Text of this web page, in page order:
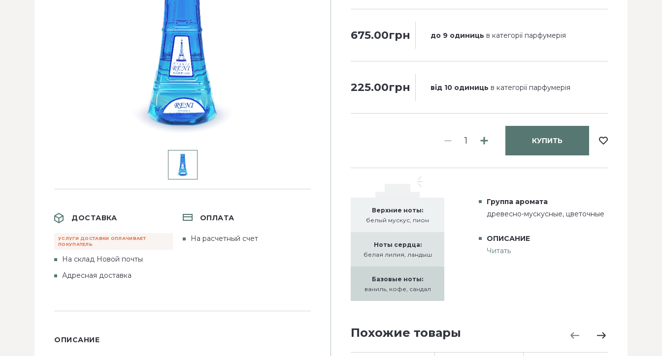
ДОСТАВКА
УСЛУГИ ДОСТАВКИ ОПЛАЧИВАЕТ
ПОКУПАТЕЛЬ
На склад Новой почты
Адресная доставка
ОПЛАТА
На расчетный счет
ОПИСАНИЕ
675.00грн до 9 одиниць в категорії парфумерія
225.00грн від 10 одиниць в категорії парфумерія
КУПИТЬ
Верхние ноты:
белый мускус, пион
Ноты сердца:
белая лилия, ландыш
Базовые ноты:
ваниль, кофе, сандал
Группа аромата
древесно-мускусные, цветочные
ОПИСАНИЕ
Читать
Похожие товары